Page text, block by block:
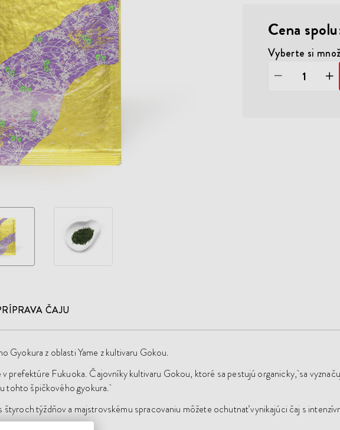
Cena
Vyberte si
ČAJU
Gyokura z oblasti Yame z kultivaru Gokou.
prefektúre Fukuoka. Čajovníky kultivaru Gokou, ktoré sa pestujú organicky, sa
tohto špičkového gyokura.
týždňov a majstrovskému spracovaniu môžete ochutnať vynikajúci čaj s